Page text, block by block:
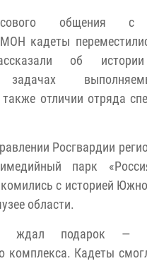
общения с
кадеты
об
задачах
отличии отряда
Росгвардии
парк
с историей
области.
ждал подарок —
комплекса. Кадеты